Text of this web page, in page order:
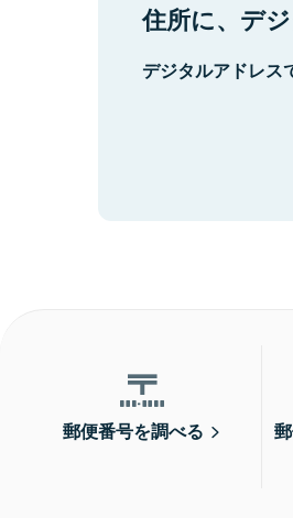
住所に、デ
デジタルアドレス
郵便番号を調べる